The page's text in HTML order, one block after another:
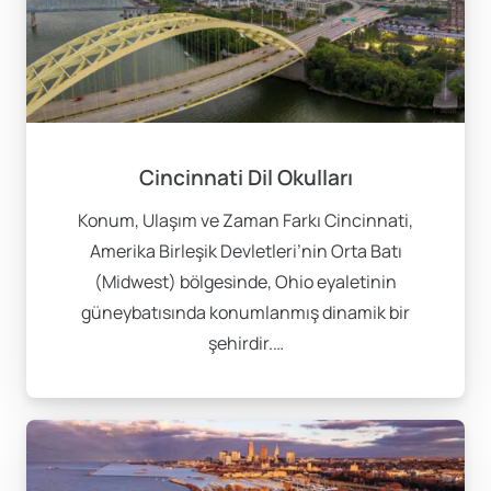
Amerika’da yaşam maliyetleri, eğitim aldığınız şehir ve
yaşam stilinize bağlı olarak değişkenlik göstermektedir.
Ortalama aylık harcamalarınız, konaklama, yemek,
1,100 $ civarında olacaktır.
Amerika’da günlük ulaşım için genellikle toplu taşıma
araçları kullanılabilir; ancak bazı öğrenciler kendi
araçlarını kullanmayı tercih etmektedir. Ulaşım
seçeneklerinizi iyi değerlendirmek, yaşam kalitenizi
yüksek lisans veya sertifika programlarına geçiş
yapabilirsiniz. Bu, akademik ve profesyonel kariyeriniz
açısından önemli avantajlar sunar. Amerika’nın birçok
Cincinnati Dil Okulları
Konum, Ulaşım ve Zaman Farkı Cincinnati,
Amerika Birleşik Devletleri’nin Orta Batı
(Midwest) bölgesinde, Ohio eyaletinin
güneybatısında konumlanmış dinamik bir
şehirdir.…